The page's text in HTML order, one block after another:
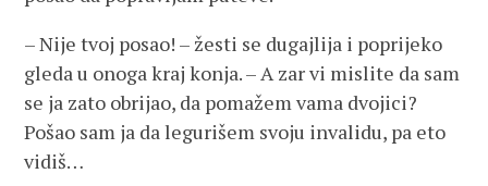
– Nije tvoj posao! – žesti se dugajlija i poprijeko
gleda u onoga kraj konja. – A zar vi mislite da sam
se ja zato obrijao, da pomažem vama dvojici?
Pošao sam ja da legurišem svoju invalidu, pa eto
vidiš…